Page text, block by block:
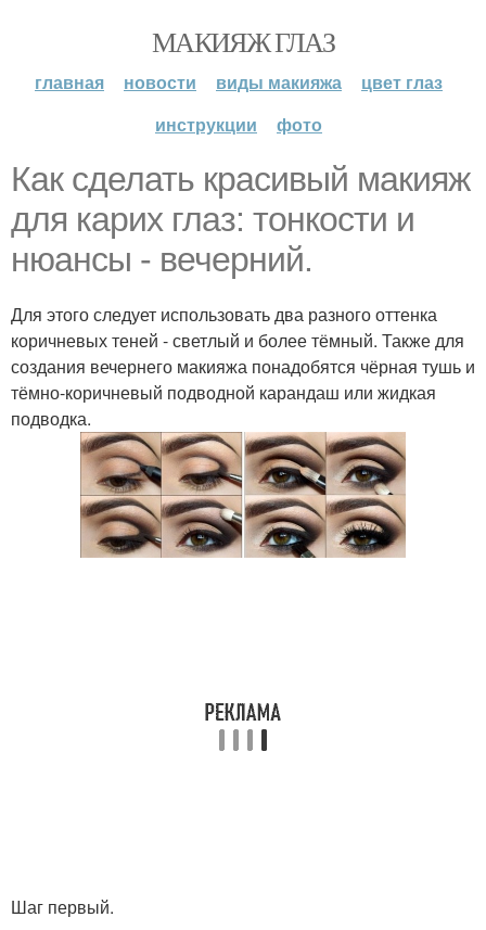
МАКИЯЖ ГЛАЗ
главная новости виды макияжа
цвет глаз
инструкции
фото
Как сделать красивый макияж
для карих глаз: тонкости и
нюансы - вечерний.
Для этого следует использовать два разного оттенка
коричневых теней - светлый и более тёмный. Также для
создания вечернего макияжа понадобятся чёрная тушь и
тёмно-коричневый подводной карандаш или жидкая
подводка.
Шаг первый.